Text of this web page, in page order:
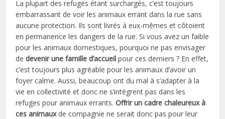
La plupart des refuges étant surchargés, c’est toujours
embarrassant de voir les animaux errant dans la rue sans
aucune protection. Ils sont livrés à eux-mêmes et côtoient
en permanence les dangers de la rue. Si vous avez un faible
pour les animaux domestiques, pourquoi ne pas envisager
dedevenir une famille d’accueil pour ces derniers ? En effet,
c’est toujours plus agréable pour les animaux d’avoir un
foyer calme. Aussi, beaucoup ont du mal à s’adapter à la
vie en collectivité et donc ne s’intègrent pas dans les
refuges pour animaux errants.Offrir un cadre chaleureux à
ces animauxde compagnie ne serait donc pas pour leur